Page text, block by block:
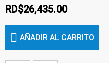
RD$26,435.00
AÑADIR AL CARRITO